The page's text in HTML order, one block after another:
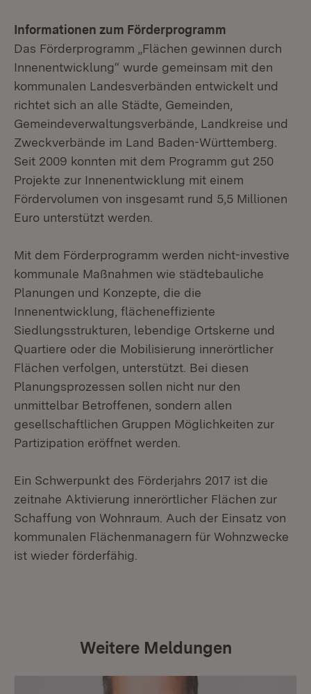
Informationen zum Förderprogramm
Das Förderprogramm „Flächen gewinnen durch
Innenentwicklung“ wurde gemeinsam mit den
kommunalen Landesverbänden entwickelt und
richtet sich an alle Städte, Gemeinden,
Gemeindeverwaltungsverbände, Landkreise und
Zweckverbände im Land Baden-Württemberg.
Seit 2009 konnten mit dem Programm gut 250
Projekte zur Innenentwicklung mit einem
Fördervolumen von insgesamt rund 5,5 Millionen
Euro unterstützt werden.
Mit dem Förderprogramm werden nicht-investive
kommunale Maßnahmen wie städtebauliche
Planungen und Konzepte, die die
Innenentwicklung, flächeneffiziente
Siedlungsstrukturen, lebendige Ortskerne und
Quartiere oder die Mobilisierung innerörtlicher
Flächen verfolgen, unterstützt. Bei diesen
Planungsprozessen sollen nicht nur den
unmittelbar Betroffenen, sondern allen
gesellschaftlichen Gruppen Möglichkeiten zur
Partizipation eröffnet werden.
Ein Schwerpunkt des Förderjahrs 2017 ist die
zeitnahe Aktivierung innerörtlicher Flächen zur
Schaffung von Wohnraum. Auch der Einsatz von
kommunalen Flächenmanagern für Wohnzwecke
ist wieder förderfähig.
Weitere Meldungen